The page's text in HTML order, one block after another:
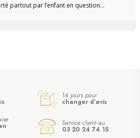
partout par l’enfant en question...
14 jours pour
changer d’avis
Service client au
03 20 24 74 15